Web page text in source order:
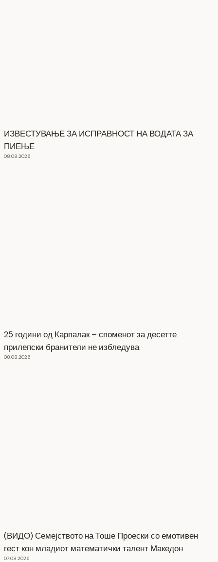
ИЗВЕСТУВАЊЕ ЗА ИСПРАВНОСТ НА ВОДАТА ЗА
ПИЕЊЕ
08.08.2026
25 години од Карпалак – споменот за десетте
прилепски бранители не избледува
08.08.2026
(ВИДО) Семејството на Тоше Проески со емотивен
гест кон младиот математички талент Македон
07.08.2026